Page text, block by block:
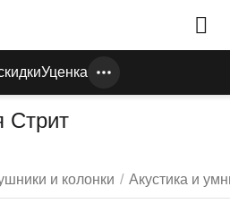
Уценка
Стрит
и колонки / Акустика и